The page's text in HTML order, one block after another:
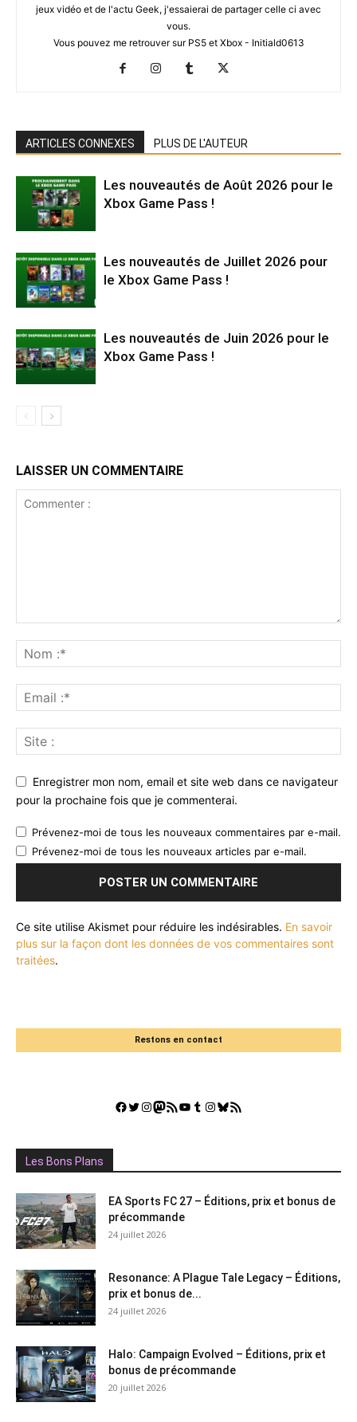
jeux vidéo et de l'actu Geek, j'essaierai de partager celle ci avec
vous.
Vous pouvez me retrouver sur PS5 et Xbox - Initiald0613
ARTICLES CONNEXES PLUS DE L'AUTEUR
Les nouveautés de Août 2026 pour le
Xbox Game Pass !
Les nouveautés de Juillet 2026 pour
le Xbox Game Pass !
Les nouveautés de Juin 2026 pour le
Xbox Game Pass !
LAISSER UN COMMENTAIRE
Enregistrer mon nom, email et site web dans ce navigateur
pour la prochaine fois que je commenterai.
Prévenez-moi de tous les nouveaux commentaires par e-mail.
Prévenez-moi de tous les nouveaux articles par e-mail.
Ce site utilise Akismet pour réduire les indésirables. En savoir
plus sur la façon dont les données de vos commentaires sont
traitées.
Restons en contact
Facebook
Twitter
Instagram
Mastodon
Flux RSSYouTube
Tumblr
Instagram
Bluesky
GestGame
Les Bons Plans
EA Sports FC 27 – Éditions, prix et bonus de
précommande
24 juillet 2026
Resonance: A Plague Tale Legacy – Éditions,
prix et bonus de...
24 juillet 2026
Halo: Campaign Evolved – Éditions, prix et
bonus de précommande
20 juillet 2026